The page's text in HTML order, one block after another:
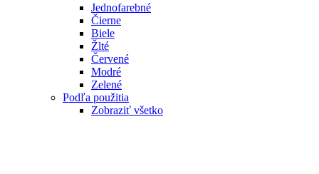
Jednofarebné
Čierne
Biele
Žlté
Červené
Modré
Zelené
Podľa použitia
Zobraziť všetko